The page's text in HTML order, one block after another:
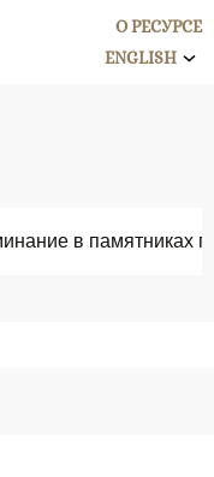
О РЕСУРСЕ
ENGLISH
в памятниках